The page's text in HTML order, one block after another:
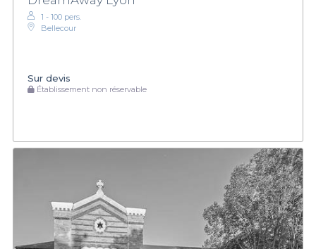
1 - 100 pers.
Bellecour
Sur devis
Établissement non réservable